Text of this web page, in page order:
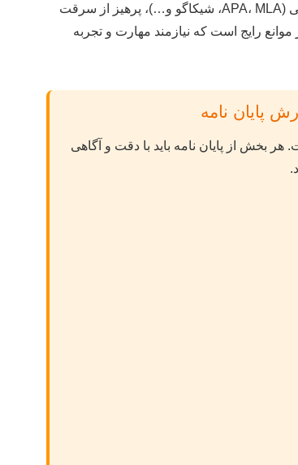
رعایت اصول نگارش علمی، استفاده صحیح از منابع و استانداردهای رفرنس‌دهی (APA، MLA، شیکاگو و…)، پرهیز از سرقت
رایج است که نیازمند مهارت و تجربه
پایان نامه
بخش از پایان نامه باید با دقت و آگاهی